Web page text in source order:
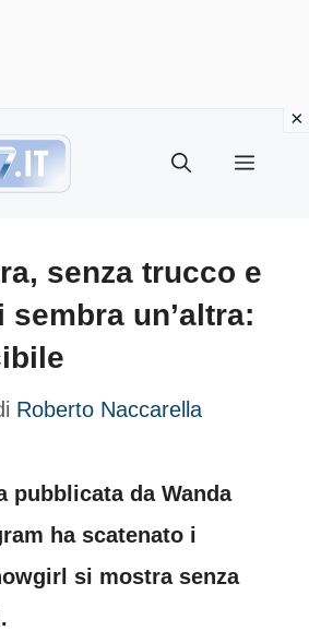
Menu
senza trucco e
un’altra:
Roberto Naccarella
pubblicata da Wanda
ha scatenato i
si mostra senza